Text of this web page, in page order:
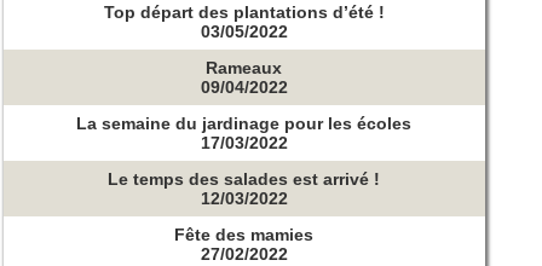
Top départ des plantations d’été !
03/05/2022
Rameaux
09/04/2022
La semaine du jardinage pour les écoles
17/03/2022
Le temps des salades est arrivé !
12/03/2022
Fête des mamies
27/02/2022